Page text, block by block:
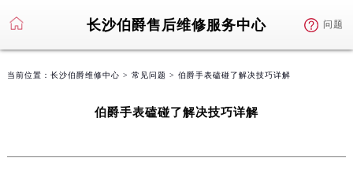
长沙伯爵售后维修服务中心 问题
当前位置： 长沙伯爵维修中心 > 常见问题 > 伯爵手表磕碰了解决技巧详解
伯爵手表磕碰了解决技巧详解